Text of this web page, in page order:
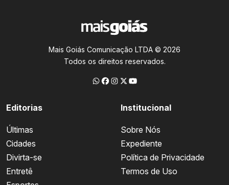
Mais Goiás Comunicação LTDA © 2026
Todos os direitos reservados.
Editorias
Últimas
Cidades
Divirta-se
Entretê
Institucional
Sobre Nós
Expediente
Política de Privacidade
Termos de Uso